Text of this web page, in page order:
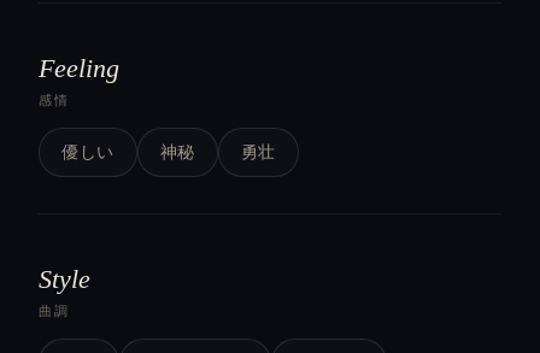
Feeling
感情
優しい 神秘 勇壮
Style
曲調